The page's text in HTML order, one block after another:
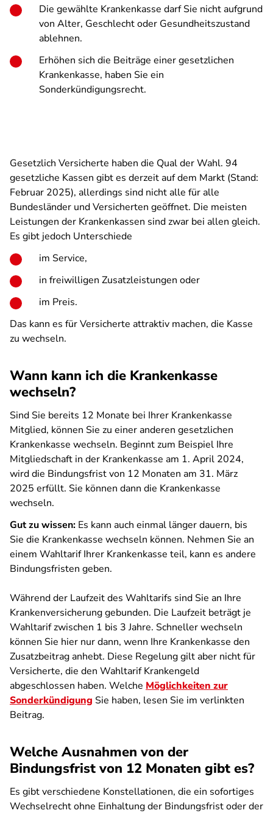
Die gewählte Krankenkasse darf Sie nicht aufgrund
von Alter, Geschlecht oder Gesundheitszustand
ablehnen.
Erhöhen sich die Beiträge einer gesetzlichen
Krankenkasse, haben Sie ein
Sonderkündigungsrecht.
Gesetzlich Versicherte haben die Qual der Wahl. 94
gesetzliche Kassen gibt es derzeit auf dem Markt (Stand:
Februar 2025), allerdings sind nicht alle für alle
Bundesländer und Versicherten geöffnet. Die meisten
Leistungen der Krankenkassen sind zwar bei allen gleich.
Es gibt jedoch Unterschiede
im Service,
in freiwilligen Zusatzleistungen oder
im Preis.
Das kann es für Versicherte attraktiv machen, die Kasse
zu wechseln.
Wann kann ich die Krankenkasse
wechseln?
Sind Sie bereits 12 Monate bei Ihrer Krankenkasse
Mitglied, können Sie zu einer anderen gesetzlichen
Krankenkasse wechseln. Beginnt zum Beispiel Ihre
Mitgliedschaft in der Krankenkasse am 1. April 2024,
wird die Bindungsfrist von 12 Monaten am 31. März
2025 erfüllt. Sie können dann die Krankenkasse
wechseln.
Gut zu wissen: Es kann auch einmal länger dauern, bis
Sie die Krankenkasse wechseln können. Nehmen Sie an
einem Wahltarif Ihrer Krankenkasse teil, kann es andere
Bindungsfristen geben.
Während der Laufzeit des Wahltarifs sind Sie an Ihre
Krankenversicherung gebunden. Die Laufzeit beträgt je
Wahltarif zwischen 1 bis 3 Jahre. Schneller wechseln
können Sie hier nur dann, wenn Ihre Krankenkasse den
Zusatzbeitrag anhebt. Diese Regelung gilt aber nicht für
Versicherte, die den Wahltarif Krankengeld
abgeschlossen haben. Welche Möglichkeiten zur
Sonderkündigung Sie haben, lesen Sie im verlinkten
Beitrag.
Welche Ausnahmen von der
Bindungsfrist von 12 Monaten gibt es?
Es gibt verschiedene Konstellationen, die ein sofortiges
Wechselrecht ohne Einhaltung der Bindungsfrist oder der